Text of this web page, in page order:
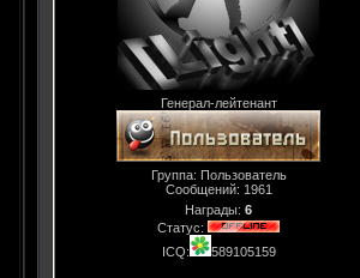
Генерал-лейтенант
Группа: Пользователь
Сообщений: 1961
Награды: 6
Статус:
ICQ:
589105159